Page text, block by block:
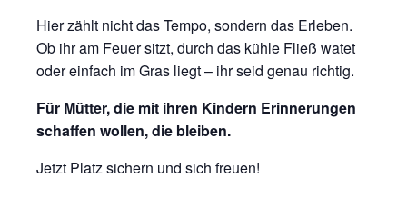
Hier zählt nicht das Tempo, sondern das Erleben.
Ob ihr am Feuer sitzt, durch das kühle Fließ watet
oder einfach im Gras liegt – ihr seid genau richtig.
Für Mütter, die mit ihren Kindern Erinnerungen
schaffen wollen, die bleiben.
Jetzt Platz sichern und sich freuen!